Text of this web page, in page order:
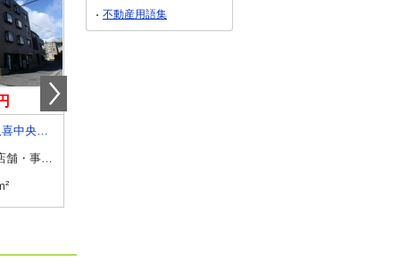
埼玉県久喜市久喜中央１丁目
貸店舗・事務所
不動産用語集